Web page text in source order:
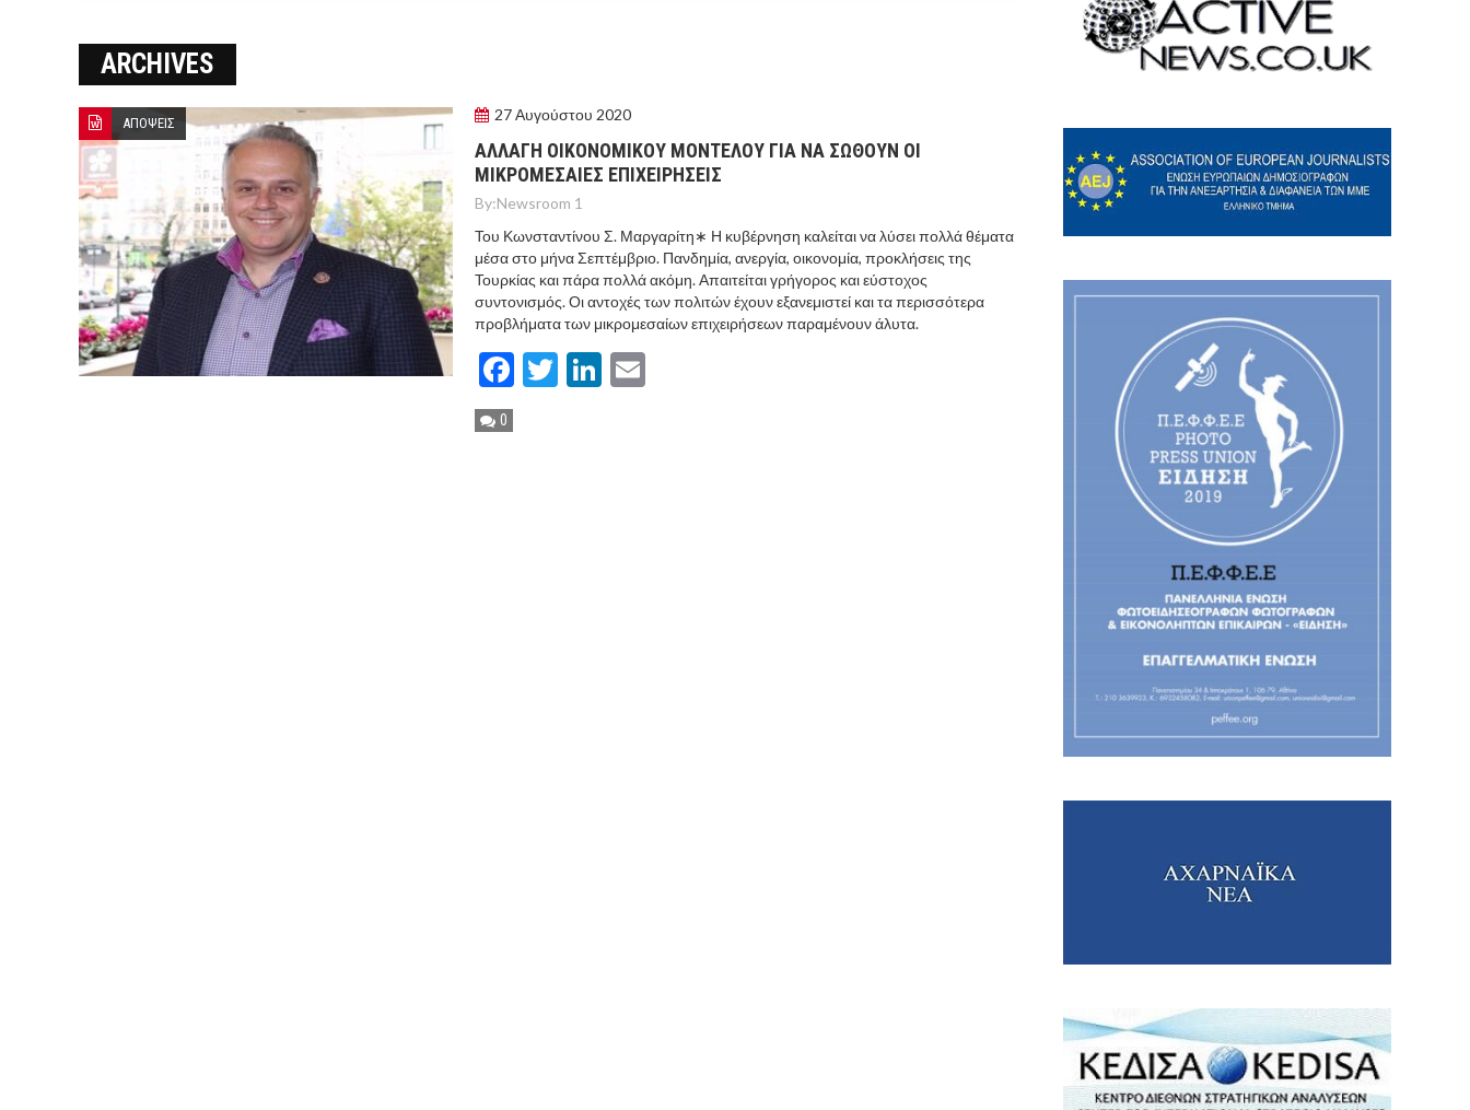
ARCHIVES
ΑΠΟΨΕΙΣ 27 Αυγούστου 2020
ΑΛΛΑΓΗ ΟΙΚΟΝΟΜΙΚΟΥ ΜΟΝΤΕΛΟΥ ΓΙΑ ΝΑ ΣΩΘΟΥΝ ΟΙ
ΜΙΚΡΟΜΕΣΑΙΕΣ ΕΠΙΧΕΙΡΗΣΕΙΣ
By:Newsroom 1
Του Κωνσταντίνου Σ. Μαργαρίτη∗ Η κυβέρνηση καλείται να λύσει πολλά θέματα
μέσα στο μήνα Σεπτέμβριο. Πανδημία, ανεργία, οικονομία, προκλήσεις της
Τουρκίας και πάρα πολλά ακόμη. Απαιτείται γρήγορος και εύστοχος
συντονισμός. Οι αντοχές των πολιτών έχουν εξανεμιστεί και τα περισσότερα
προβλήματα των μικρομεσαίων επιχειρήσεων παραμένουν άλυτα.
Facebook
TwitterLinkedIn
0